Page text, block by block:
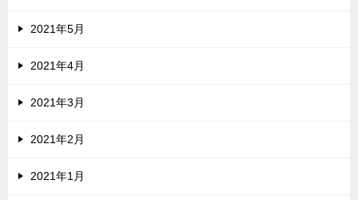
2021年5月
2021年4月
2021年3月
2021年2月
2021年1月